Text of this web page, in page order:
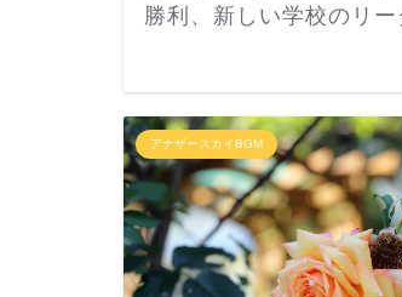
勝利、新しい学校のリー
アナザースカイBGM